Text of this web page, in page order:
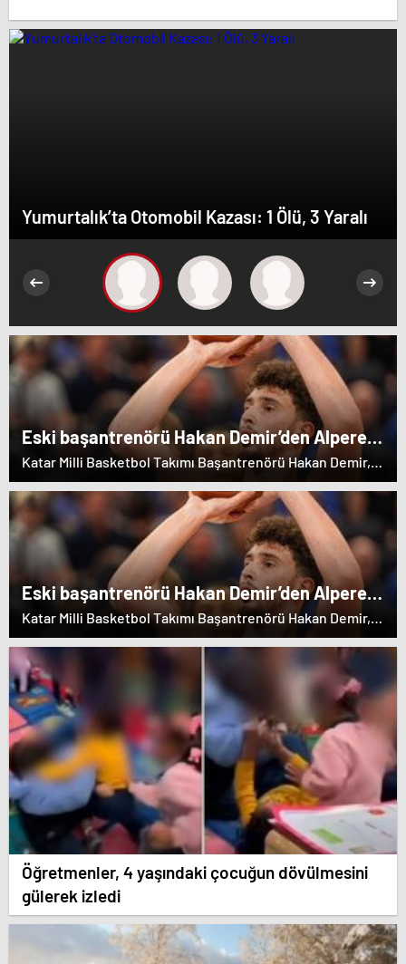
Yumurtalık’ta Otomobil Kazası: 1 Ölü, 3 Yaralı
Eski başantrenörü Hakan Demir’den Alperen
Şengün’e övgü
Katar Milli Basketbol Takımı Başantrenörü Hakan Demir,
eski öğrencisi Alperen Şengün'e övgülerde bulundu.
Eski başantrenörü Hakan Demir’den Alperen
Şengün’e övgü
Katar Milli Basketbol Takımı Başantrenörü Hakan Demir,
eski öğrencisi Alperen Şengün'e övgülerde bulundu.
Öğretmenler, 4 yaşındaki çocuğun dövülmesini
gülerek izledi